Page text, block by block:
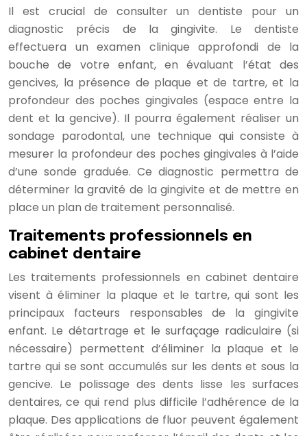
Il est crucial de consulter un dentiste pour un
diagnostic précis de la gingivite. Le dentiste
effectuera un examen clinique approfondi de la
bouche de votre enfant, en évaluant l’état des
gencives, la présence de plaque et de tartre, et la
profondeur des poches gingivales (espace entre la
dent et la gencive). Il pourra également réaliser un
sondage parodontal, une technique qui consiste à
mesurer la profondeur des poches gingivales à l’aide
d’une sonde graduée. Ce diagnostic permettra de
déterminer la gravité de la gingivite et de mettre en
place un plan de traitement personnalisé.
Traitements professionnels en
cabinet dentaire
Les traitements professionnels en cabinet dentaire
visent à éliminer la plaque et le tartre, qui sont les
principaux facteurs responsables de la gingivite
enfant. Le détartrage et le surfaçage radiculaire (si
nécessaire) permettent d’éliminer la plaque et le
tartre qui se sont accumulés sur les dents et sous la
gencive. Le polissage des dents lisse les surfaces
dentaires, ce qui rend plus difficile l’adhérence de la
plaque. Des applications de fluor peuvent également